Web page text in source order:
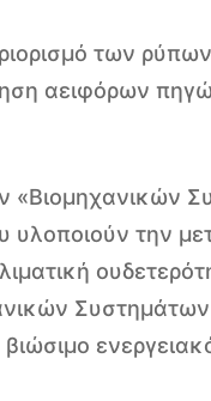
των
αειφόρων
την